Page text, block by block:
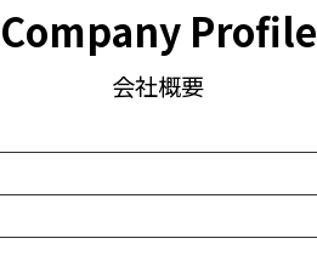
Company Profile
会社概要